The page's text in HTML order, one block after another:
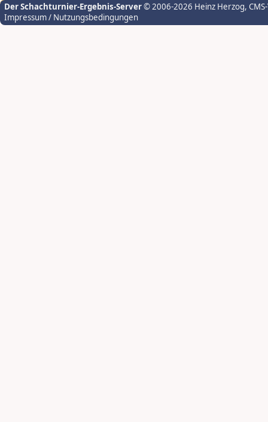
Der Schachturnier-Ergebnis-Server© 2006-2026 Heinz Herzog,
Impressum / Nutzungsbedingungen